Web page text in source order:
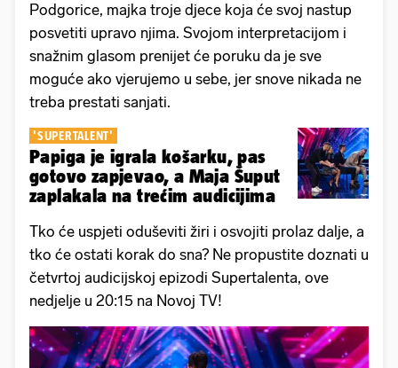
Podgorice, majka troje djece koja će svoj nastup
posvetiti upravo njima. Svojom interpretacijom i
snažnim glasom prenijet će poruku da je sve
moguće ako vjerujemo u sebe, jer snove nikada ne
treba prestati sanjati.
'SUPERTALENT'
Papiga je igrala košarku, pas
gotovo zapjevao, a Maja Šuput
zaplakala na trećim audicijima
Tko će uspjeti oduševiti žiri i osvojiti prolaz dalje, a
tko će ostati korak do sna? Ne propustite doznati u
četvrtoj audicijskoj epizodi Supertalenta, ove
nedjelje u 20:15 na Novoj TV!